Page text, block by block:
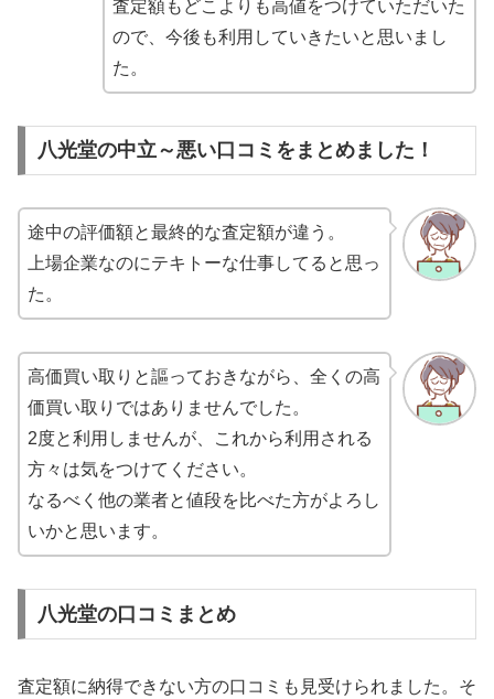
査定額もどこよりも高値をつけていただいた
ので、今後も利用していきたいと思いまし
た。
八光堂の中立～悪い口コミをまとめました！
途中の評価額と最終的な査定額が違う。
上場企業なのにテキトーな仕事してると思っ
た。
高価買い取りと謳っておきながら、全くの高
価買い取りではありませんでした。
2度と利用しませんが、これから利用される
方々は気をつけてください。
なるべく他の業者と値段を比べた方がよろし
いかと思います。
八光堂の口コミまとめ
査定額に納得できない方の口コミも見受けられました。そ